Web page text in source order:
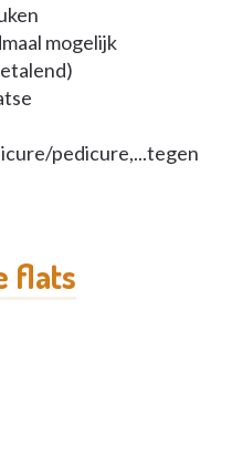
mogelijk
pedicure,...tegen
flats